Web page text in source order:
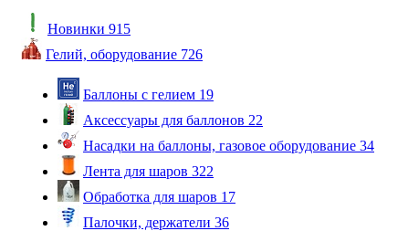
Новинки 915
Гелий, оборудование 726
Баллоны с гелием 19
Аксессуары для баллонов 22
Насадки на баллоны, газовое оборудование 34
Лента для шаров 322
Обработка для шаров 17
Палочки, держатели 36